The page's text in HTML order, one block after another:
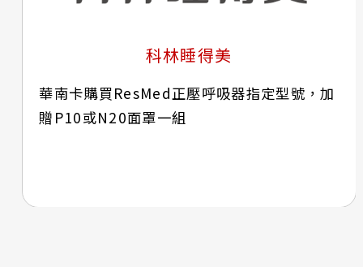
科林睡得美
華南卡購買ResMed正壓呼吸器指定型號，加
贈P10或N20面罩一組